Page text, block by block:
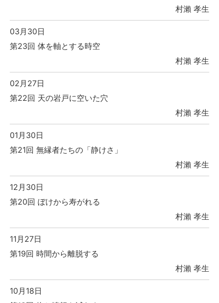
村瀨 孝生
03月30日
第23回 体を軸とする時空
村瀨 孝生
02月27日
第22回 天の岩戸に空いた穴
村瀨 孝生
01月30日
第21回 無縁者たちの「静けさ」
村瀨 孝生
12月30日
第20回 ぼけから寿がれる
村瀨 孝生
11月27日
第19回 時間から離脱する
村瀨 孝生
10月18日